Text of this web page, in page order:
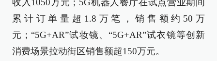
收入1050万元；5G机器人餐厅在试点营业期间
累计订单量超1.8万笔，销售额约50万
元；“5G+AR”试妆镜、“5G+AR”试衣镜等创新
消费场景拉动街区销售额超150万元。